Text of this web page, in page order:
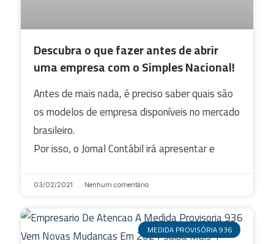
Descubra o que fazer antes de abrir
uma empresa com o Simples Nacional!
Antes de mais nada, é preciso saber quais são
os modelos de empresa disponíveis no mercado
brasileiro.
Por isso, o Jornal Contábil irá apresentar e
03/02/2021 Nenhum comentário
MEDIDA PROVISÓRIA 936